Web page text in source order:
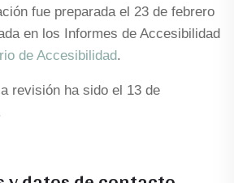
fue preparada el 23 de febrero
en los Informes de Accesibilidad
de Accesibilidad.
revisión ha sido el 13 de